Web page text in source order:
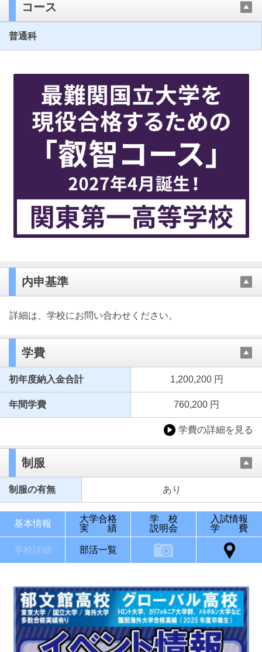
ブックマークした学校
コース
普通科
内申基準
詳細は、学校にお問い合わせください。
学費
初年度納入金合計 1,200,200 円
年間学費 760,200 円
学費の詳細を見る
制服
制服の有無 あり
基本情報
大学合格
実 績
学 校
説明会
入試情報
学 費
学校詳細 部活一覧